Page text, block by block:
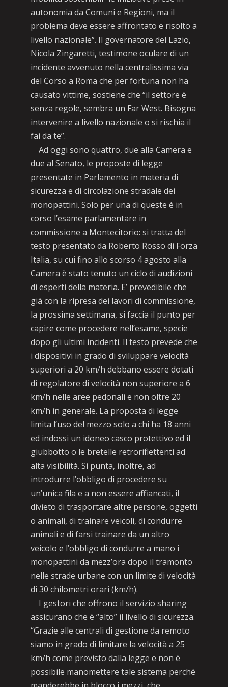
autonomia da Comuni e Regioni, ma il
problema deve essere affrontato e risolto a
livello nazionale”. Il governatore del Lazio,
Nicola Zingaretti, testimone oculare di un
incidente avvenuto nella centralissima via
del Corso a Roma che per fortuna non ha
causato vittime, sostiene che “il settore è
senza regole, sembra un Far West. Bisogna
intervenire a livello nazionale o si rischia il
fai da te”.
Ad oggi sono quattro, due alla Camera e
due al Senato, le proposte di legge
presentate in Parlamento in materia di
sicurezza e di circolazione stradale dei
monopattini. Solo per una di queste è in
corso l’esame parlamentare in
commissione a Montecitorio: si tratta del
testo presentato da Roberto Rosso di Forza
Italia, su cui fino allo scorso 4 agosto alla
Camera è stato tenuto un ciclo di audizioni
di esperti della materia. E’ prevedibile che
già con la ripresa dei lavori di commissione,
la prossima settimana, si faccia il punto per
capire come procedere nell’esame, specie
dopo gli ultimi incidenti. Il testo prevede che
i dispositivi in grado di sviluppare velocità
superiori a 20 km/h debbano essere dotati
di regolatore di velocità non superiore a 6
km/h nelle aree pedonali e non oltre 20
km/h in generale. La proposta di legge
limita l’uso del mezzo solo a chi ha 18 anni
ed indossi un idoneo casco protettivo ed il
giubbotto o le bretelle retroriflettenti ad
alta visibilità. Si punta, inoltre, ad
introdurre l’obbligo di procedere su
un’unica fila e a non essere affiancati, il
divieto di trasportare altre persone, oggetti
o animali, di trainare veicoli, di condurre
animali e di farsi trainare da un altro
veicolo e l’obbligo di condurre a mano i
monopattini da mezz’ora dopo il tramonto
nelle strade urbane con un limite di velocità
di 30 chilometri orari (km/h).
I gestori che offrono il servizio sharing
assicurano che è “alto” il livello di sicurezza.
“Grazie alle centrali di gestione da remoto
siamo in grado di limitare la velocità a 25
km/h come previsto dalla legge e non è
possibile manomettere tale sistema perché